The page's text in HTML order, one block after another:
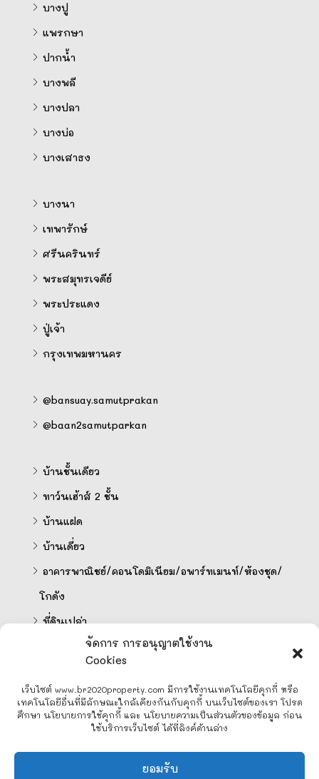
จัดการ การอนุญาตใช้งาน
Cookies
เว็บไซต์ www.br2020property.com มีการใช้งานเทคโนโลยีคุกกี้ หรือ
เทคโนโลยีอื่นที่มีลักษณะใกล้เคียงกันกับคุกกี้ บนเว็บไซต์ของเรา โปรด
ศึกษา นโยบายการใช้คุกกี้ และ นโยบายความเป็นส่วนตัวของข้อมูล ก่อน
ใช้บริการเว็บไซต์ ได้ที่ลิงค์ด้านล่าง
ยอมรับ
บางปู
แพรกษา
ปากน้ำ
บางพลี
บางปลา
บางบ่อ
บางเสาธง
บางนา
เทพารักษ์
ศรีนครินทร์
พระสมุทรเจดีย์
พระประแดง
ปู่เจ้า
กรุงเทพมหานคร
@bansuay.samutprakan
@baan2samutparkan
บ้านชั้นเดียว
ทาว์นเฮ้าส์ 2 ชั้น
บ้านแฝด
บ้านเดี่ยว
อาคารพาณิชย์/คอนโดมิเนียม/อพาร์ทเมนท์/ห้องชุด/
โกดัง
ที่ดินเปล่า
คำนวนสินเชื่อออนไลน์